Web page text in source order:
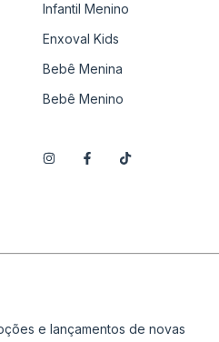
Infantil Menino
Enxoval Kids
Bebê Menina
Bebê Menino
e lançamentos de novas